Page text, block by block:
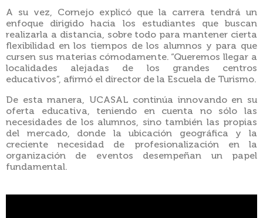
A su vez, Cornejo explicó que la carrera tendrá un
enfoque dirigido hacia los estudiantes que buscan
realizarla a distancia, sobre todo para mantener cierta
flexibilidad en los tiempos de los alumnos y para que
cursen sus materias cómodamente. “Queremos llegar a
localidades alejadas de los grandes centros
educativos”, afirmó el director de la Escuela de Turismo.
De esta manera, UCASAL continúa innovando en su
oferta educativa, teniendo en cuenta no sólo las
necesidades de los alumnos, sino también las propias
del mercado, donde la ubicación geográfica y la
creciente necesidad de profesionalización en la
organización de eventos desempeñan un papel
fundamental.